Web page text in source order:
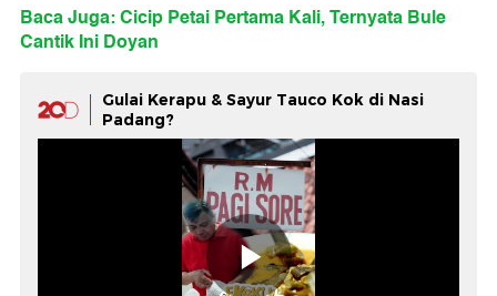
Baca Juga: Cicip Petai Pertama Kali, Ternyata Bule
Cantik Ini Doyan
Gulai Kerapu & Sayur Tauco Kok di Nasi
Padang?